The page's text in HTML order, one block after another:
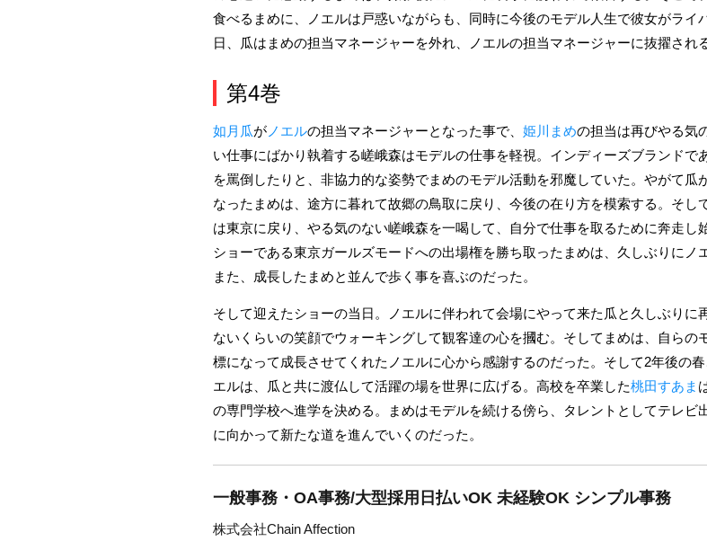
食べるまめに、ノエルは戸惑いながらも、同時に今後のモデル人生で彼女がライ
日、瓜はまめの担当マネージャーを外れ、ノエルの担当マネージャーに抜擢される
第4巻
如月瓜が ノエルの担当マネージャーとなった事で、 姫川まめの担当は再びやる気
い仕事にばかり執着する嵯峨森はモデルの仕事を軽視。インディーズブランド
を罵倒したりと、非協力的な姿勢でまめのモデル活動を邪魔していた。やがて瓜
なったまめは、途方に暮れて故郷の鳥取に戻り、今後の在り方を模索する。そ
は東京に戻り、やる気のない嵯峨森を一喝して、自分で仕事を取るために奔走
ショーである東京ガールズモードへの出場権を勝ち取ったまめは、久しぶりにノ
また、成長したまめと並んで歩く事を喜ぶのだった。
そして迎えたショーの当日。ノエルに伴われて会場にやって来た瓜と久しぶり
ないくらいの笑顔でウォーキングして観客達の心を摑む。そしてまめは、自らの
標になって成長させてくれたノエルに心から感謝するのだった。そして2年後の
エルは、瓜と共に渡仏して活躍の場を世界に広げる。高校を卒業した桃田すあま
の専門学校へ進学を決める。まめはモデルを続ける傍ら、タレントとしてテレ
に向かって新たな道を進んでいくのだった。
一般事務・OA事務/大型採用日払いOK 未経験OK シンプル事務
株式会社Chain Affection